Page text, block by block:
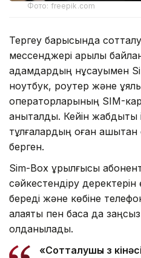
Фото: freepik.com
Тергеу барысында
мессенджері арқылы
адамдардың нұсқауымен
ноутбук, роутер және
операторларының SIM-
анықталды. Кейін жабдықты
тұлғалардың оған қашықтан
берген.
Sim-Box құрылғысы
сәйкестендіру деректерін
береді және көбіне
алаяқтық пен басқа да
қолданылады.
«Сотталушы өз